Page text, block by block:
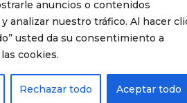
anuncios o contenidos
analizar nuestro tráfico. Al hacer
usted da su consentimiento a
cookies.
Rechazar todo Aceptar todo
Frecuentes
lámina solar